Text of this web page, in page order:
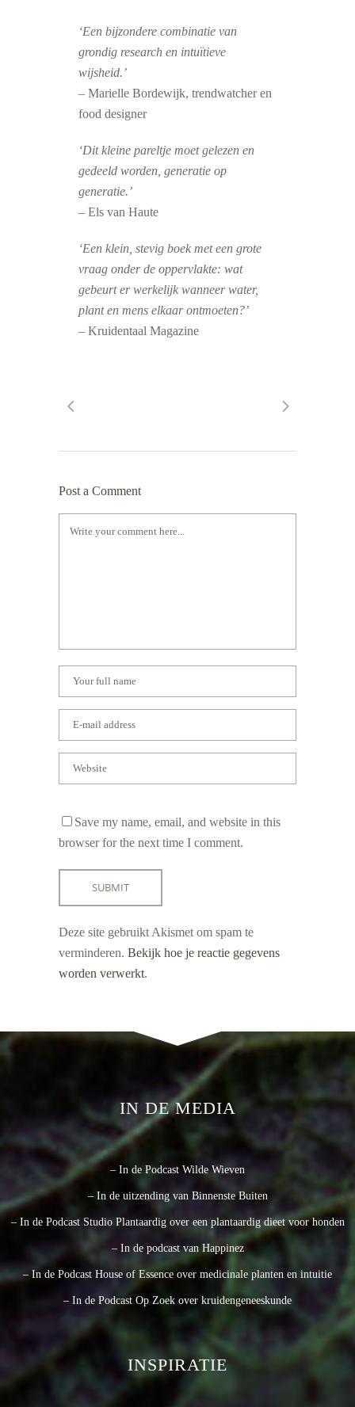
‘Een bijzondere combinatie van
grondig research en intuïtieve
wijsheid.’
– Marielle Bordewijk, trendwatcher en
food designer
‘Dit kleine pareltje moet gelezen en
gedeeld worden, generatie op
generatie.’
– Els van Haute
‘Een klein, stevig boek met een grote
vraag onder de oppervlakte: wat
gebeurt er werkelijk wanneer water,
plant en mens elkaar ontmoeten?’
– Kruidentaal Magazine
Post a Comment
Save my name, email, and website in this
browser for the next time I comment.
Deze site gebruikt Akismet om spam te
verminderen. Bekijk hoe je reactie gegevens
worden verwerkt.
IN DE MEDIA
– In de Podcast Wilde Wieven
– In de uitzending van Binnenste Buiten
– In de Podcast Studio Plantaardig over een plantaardig dieet voor honden
– In de podcast van Happinez
– In de Podcast House of Essence over medicinale planten en intuitie
– In de Podcast Op Zoek over kruidengeneeskunde
INSPIRATIE